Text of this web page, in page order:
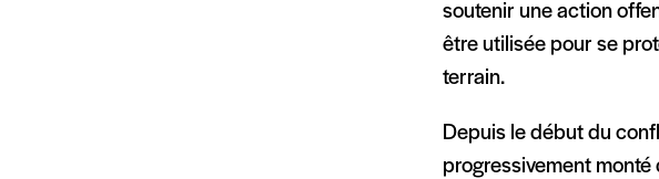
soutenir une action
être utilisée pour se
terrain.
Depuis le début du
progressivement monté